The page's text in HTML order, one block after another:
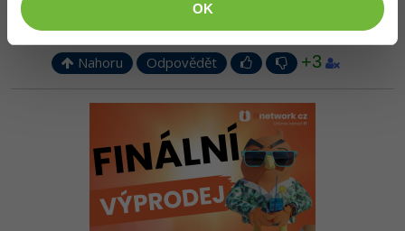
OK
-80%
Video
Ostatní
Fórum
Na připojení počítače do domény potřebuješ alespoň verzi 8.1 Pro
Nahoru Odpovědět +3